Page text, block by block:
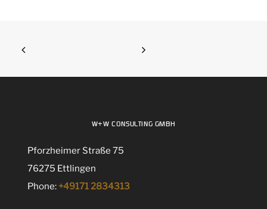
W+W CONSULTING GMBH
Pforzheimer Straße 75
76275 Ettlingen
Phone: +49171 2834313